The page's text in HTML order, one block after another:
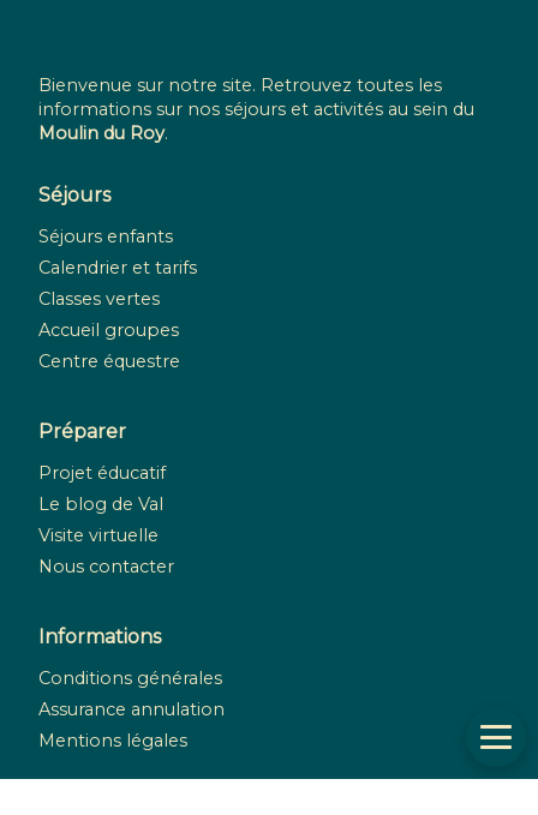
Bienvenue sur notre site. Retrouvez toutes les
informations sur nos séjours et activités au sein du
Moulin du Roy.
Séjours
Séjours enfants
Calendrier et tarifs
Classes vertes
Accueil groupes
Centre équestre
Préparer
Projet éducatif
Le blog de Val
Visite virtuelle
Nous contacter
Informations
Conditions générales
Assurance annulation
Mentions légales